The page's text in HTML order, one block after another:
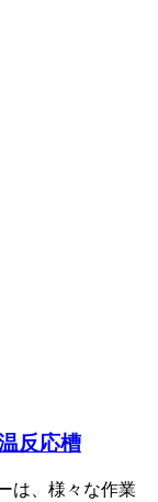
反応槽
は、様々な作業